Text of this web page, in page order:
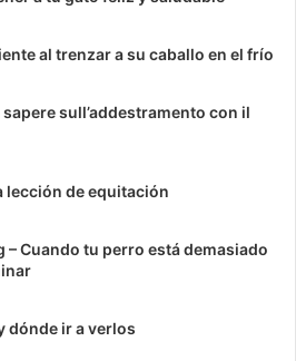
al trenzar a su caballo en el frío
sapere sull’addestramento con il
lección de equitación
– Cuando tu perro está demasiado
dónde ir a verlos